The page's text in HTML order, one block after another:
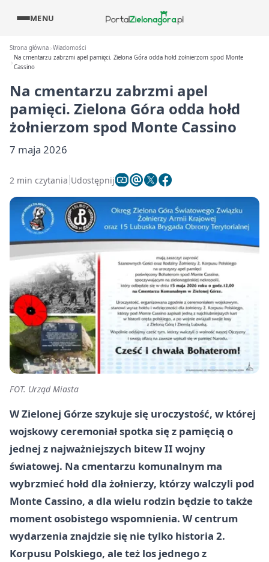
MENU
Strona główna Wiadomości
Na cmentarzu zabrzmi apel pamięci. Zielona Góra odda hołd żołnierzom spod Monte
Cassino
Na cmentarzu zabrzmi apel
pamięci. Zielona Góra odda hołd
żołnierzom spod Monte Cassino
7 maja 2026
2 min czytania Udostępnij
FOT. Urząd Miasta
W Zielonej Górze szykuje się uroczystość, w której
wojskowy ceremoniał spotka się z pamięcią o
jednej z najważniejszych bitew II wojny
światowej. Na cmentarzu komunalnym ma
wybrzmieć hołd dla żołnierzy, którzy walczyli pod
Monte Cassino, a dla wielu rodzin będzie to także
moment osobistego wspomnienia. W centrum
wydarzenia znajdzie się nie tylko historia 2.
Korpusu Polskiego, ale też los jednego z